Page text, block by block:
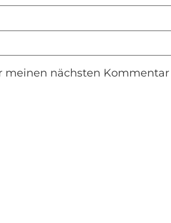
meinen nächsten